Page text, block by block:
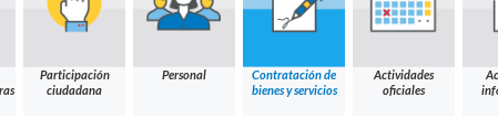
Participación
ciudadana
Personal
Contratación de
bienes y servicios
Actividades
oficiales